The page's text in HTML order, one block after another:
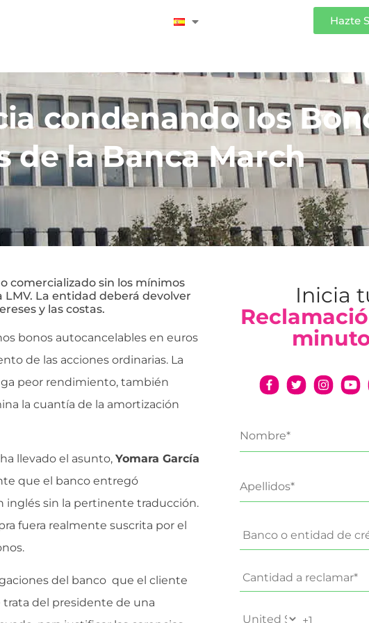
Hazte
condenando los
de la Banca March
comercializado sin los mínimos
La entidad deberá devolver
y las costas.
bonos autocancelables en euros
de las acciones ordinarias. La
peor rendimiento, también
la cuantía de la amortización
llevado el asunto, Yomara García
que el banco entregó
sin la pertinente traducción.
fuera realmente suscrita por el
del banco que el cliente
trata del presidente de una
Inicia